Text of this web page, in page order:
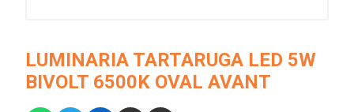
LUMINARIA TARTARUGA LED 5W
BIVOLT 6500K OVAL AVANT